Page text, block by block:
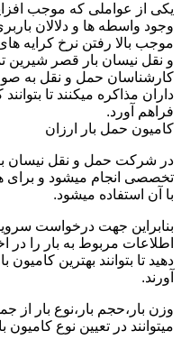
یکی از عواملی که موجب
وجود واسطه ها و دلالان
موجب بالا رفتن نرخ کرایه
و نقل نیسان بار قصر
کارشناسان حمل و نقل به
داران مذاکره میکنند تا
فراهم آورد.
کامیون حمل بار ارزان
در شرکت حمل و نقل نیسان
تخصصی انجام میشود و برای
با آن استفاده میشود.
بنابراین جهت درخواست
اطلاعات مربوط به بار را در
دهید تا بتوانند بهترین
آورند.
وزن بار،حجم بار،نوع بار از
میتوانند در تعیین نوع کامیون